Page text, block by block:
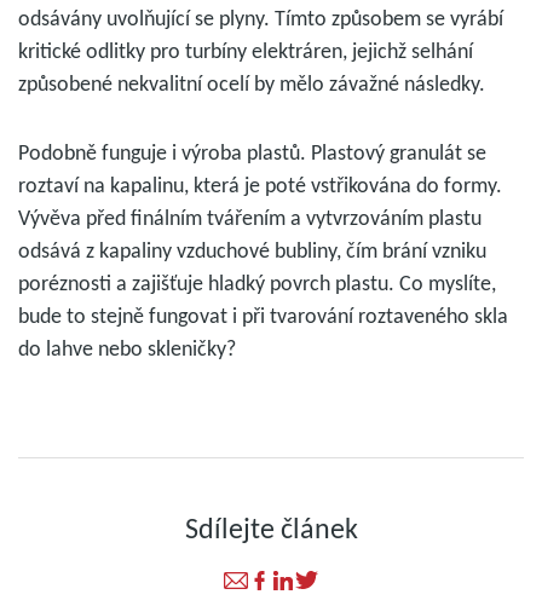
odsávány uvolňující se plyny. Tímto způsobem se vyrábí
kritické odlitky pro turbíny elektráren, jejichž selhání
způsobené nekvalitní ocelí by mělo závažné následky.
Podobně funguje i výroba plastů. Plastový granulát se
roztaví na kapalinu, která je poté vstřikována do formy.
Vývěva před finálním tvářením a vytvrzováním plastu
odsává z kapaliny vzduchové bubliny, čím brání vzniku
poréznosti a zajišťuje hladký povrch plastu. Co myslíte,
bude to stejně fungovat i při tvarování roztaveného skla
do lahve nebo skleničky?
Sdílejte článek